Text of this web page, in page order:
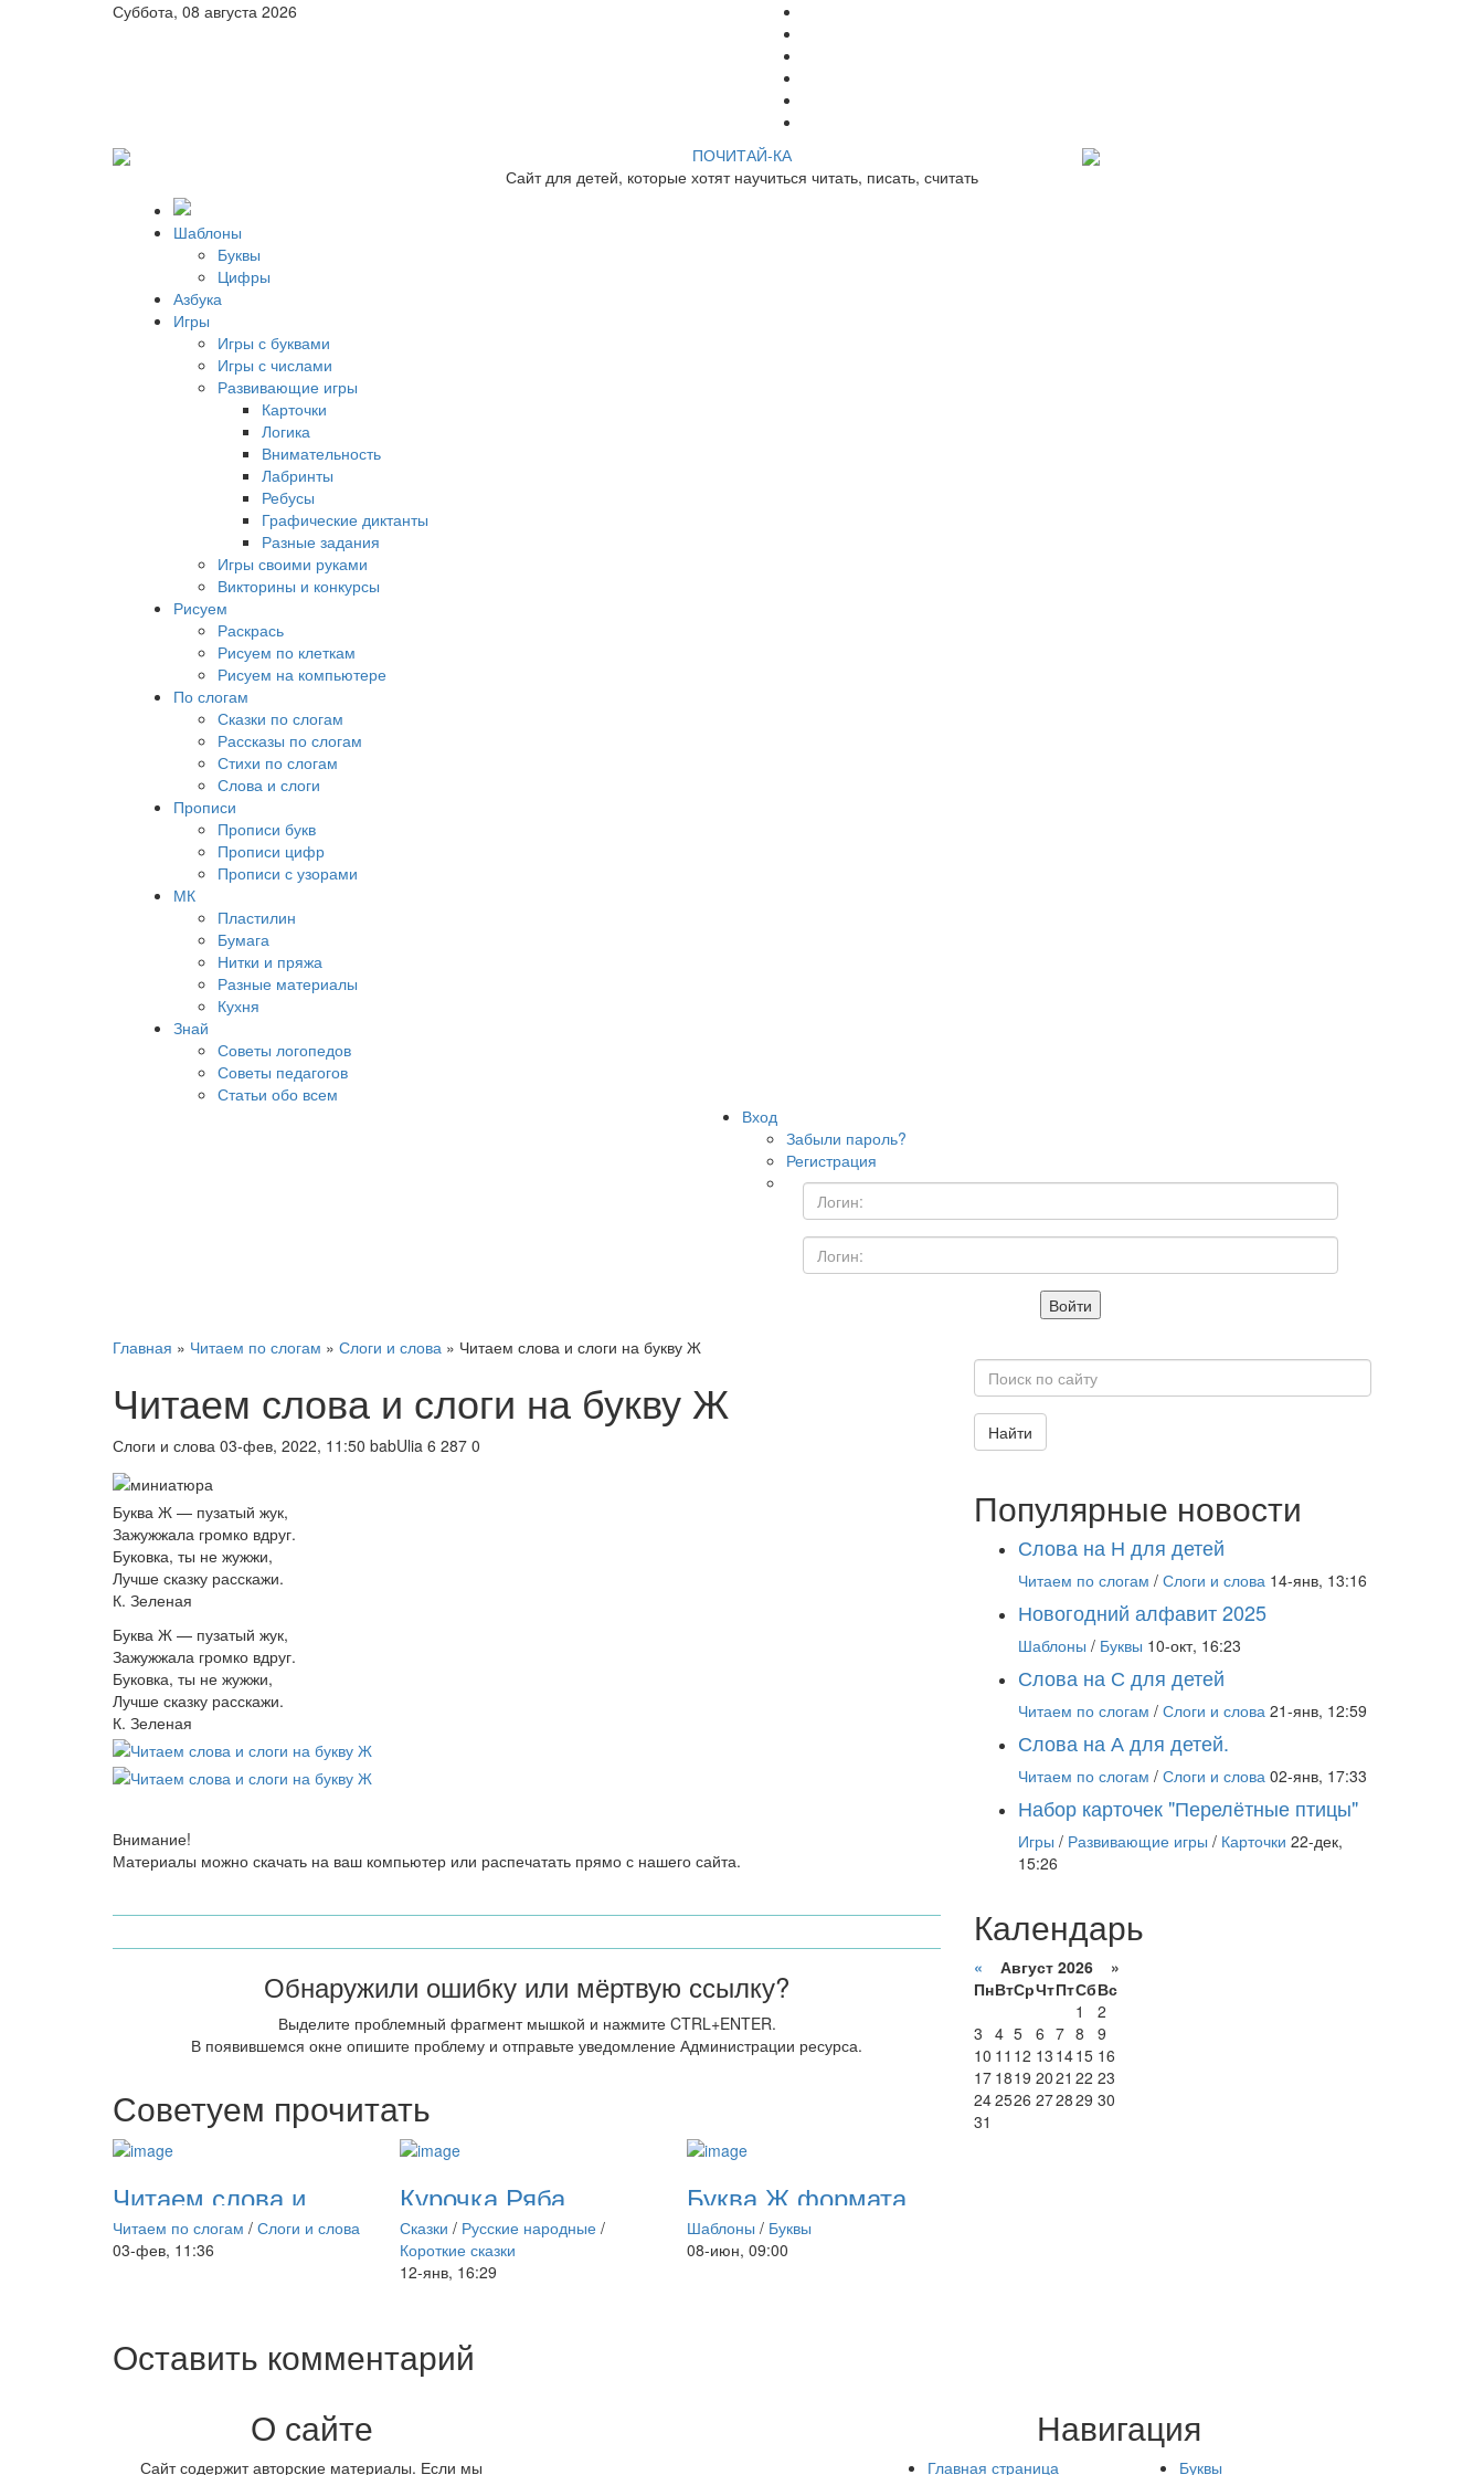
Суббота, 08 августа 2026
ПОЧИТАЙ-КА
Сайт для детей, которые хотят научиться читать, писать, считать
Шаблоны
Буквы
Цифры
Азбука
Игры
Игры с буквами
Игры с числами
Развивающие игры
Карточки
Логика
Внимательность
Лабринты
Ребусы
Графические диктанты
Разные задания
Игры своими руками
Викторины и конкурсы
Рисуем
Раскрась
Рисуем по клеткам
Рисуем на компьютере
По слогам
Сказки по слогам
Рассказы по слогам
Стихи по слогам
Слова и слоги
Прописи
Прописи букв
Прописи цифр
Прописи с узорами
МК
Пластилин
Бумага
Нитки и пряжа
Разные материалы
Кухня
Знай
Советы логопедов
Советы педагогов
Статьи обо всем
Вход
Забыли пароль?
Регистрация
Войти
Главная » Читаем по слогам » Слоги и слова » Читаем слова и слоги на букву Ж
Читаем слова и слоги на букву Ж
Слоги и слова 03-фев, 2022, 11:50 babUlia 6 287 0
Буква Ж — пузатый жук,
Зажужжала громко вдруг.
Буковка, ты не жужжи,
Лучше сказку расскажи.
К. Зеленая
Буква Ж — пузатый жук,
Зажужжала громко вдруг.
Буковка, ты не жужжи,
Лучше сказку расскажи.
К. Зеленая
Внимание!
Материалы можно скачать на ваш компьютер или распечатать прямо с нашего сайта.
Обнаружили ошибку или мёртвую ссылку?
Выделите проблемный фрагмент мышкой и нажмите CTRL+ENTER.
В появившемся окне опишите проблему и отправьте уведомление Администрации ресурса.
Советуем прочитать
Читаем слова и
слоги на букву О
Читаем по слогам / Слоги и слова
03-фев, 11:36
Курочка Ряба.
Читаем сказку по
слогам
Сказки / Русские народные/
Короткие сказки
12-янв, 16:29
Буква Ж формата
А4
Шаблоны / Буквы
08-июн, 09:00
Оставить комментарий
Найти
Популярные новости
Слова на Н для детей
Читаем по слогам / Слоги и слова 14-янв, 13:16
Новогодний алфавит 2025
Шаблоны / Буквы 10-окт, 16:23
Слова на С для детей
Читаем по слогам / Слоги и слова 21-янв, 12:59
Слова на А для детей.
Читаем по слогам / Слоги и слова 02-янв, 17:33
Набор карточек "Перелётные птицы"
Игры / Развивающие игры / Карточки 22-дек,
15:26
Календарь
« Август 2026 »
ПнВтСрЧтПтСбВс
1
2
3 4 5 6 7 8
9
10 11 12 13 1415 16
17 1819 2021 22 23
242526 272829 30
31
О сайте
Сайт содержит авторские материалы. Если мы
Навигация
Главная страница Буквы